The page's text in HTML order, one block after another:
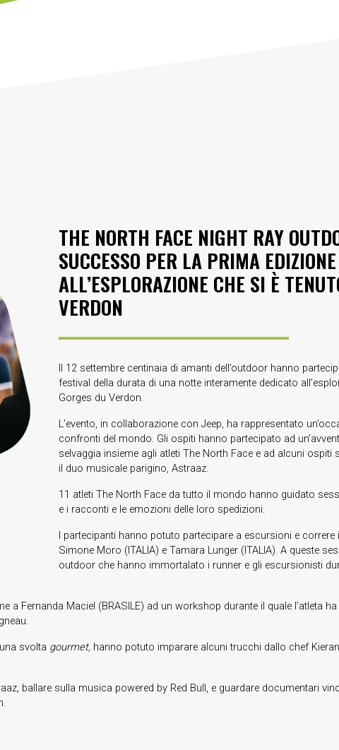
THE NORTH FACE NIGHT RAY
SUCCESSO PER LA PRIMA
ALL’ESPLORAZIONE CHE SI È
VERDON
Il 12 settembre centinaia di amanti dell’outdoor hanno
festival della durata di una notte interamente dedicato
Gorges du Verdon.
L’evento, in collaborazione con Jeep, ha rappresentato
confronti del mondo. Gli ospiti hanno partecipato ad
selvaggia insieme agli atleti The North Face e ad alcuni
il duo musicale parigino, Astraaz.
11 atleti The North Face da tutto il mondo hanno guidato
e i racconti e le emozioni delle loro spedizioni.
I partecipanti hanno potuto partecipare a escursioni e
Simone Moro (ITALIA) e Tamara Lunger (ITALIA). A queste
outdoor che hanno immortalato i runner e gli escursionisti
Fernanda Maciel (BRASILE) ad un workshop durante il quale l’atleta
svolta gourmet, hanno potuto imparare alcuni trucchi dallo chef
ballare sulla musica powered by Red Bull, e guardare documentari